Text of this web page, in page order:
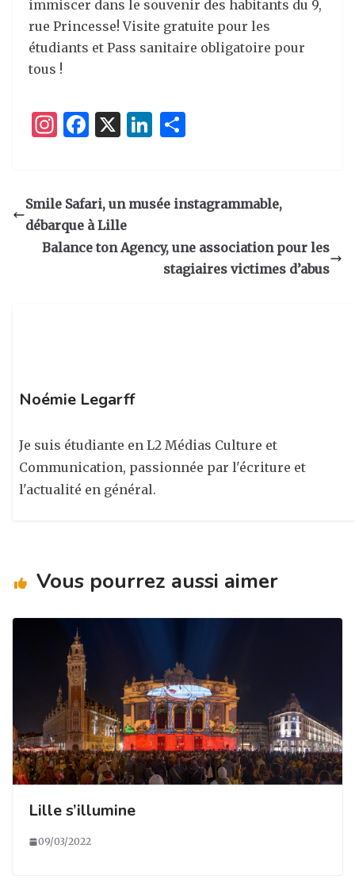
immiscer dans le souvenir des habitants du 9,
rue Princesse! Visite gratuite pour les
étudiants et Pass sanitaire obligatoire pour
tous !
I
a
g
ra
F
e
b
o
X
Li
e
n
g
Smile Safari, un musée instagrammable,
débarque à Lille
Balance ton Agency, une association pour les
stagiaires victimes d’abus
Noémie Legarff
Je suis étudiante en L2 Médias Culture et
Communication, passionnée par l'écriture et
l'actualité en général.
Vous pourrez aussi aimer
Lille s’illumine
09/03/2022